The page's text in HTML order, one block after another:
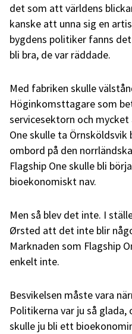
det som att världens
kanske att unna sig en
bygdens politiker fanns
bli bra, de var räddade.
Med fabriken skulle
Höginkomsttagare som
servicesektorn och
One skulle ta
ombord på den
Flagship One skulle bli
bioekonomiskt nav.
Men så blev det inte. I
Ørsted att det inte blir
Marknaden som Flagship
enkelt inte.
Besvikelsen måste vara
Politikerna var ju så
skulle ju bli ett